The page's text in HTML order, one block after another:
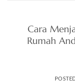
Cara
Rumah